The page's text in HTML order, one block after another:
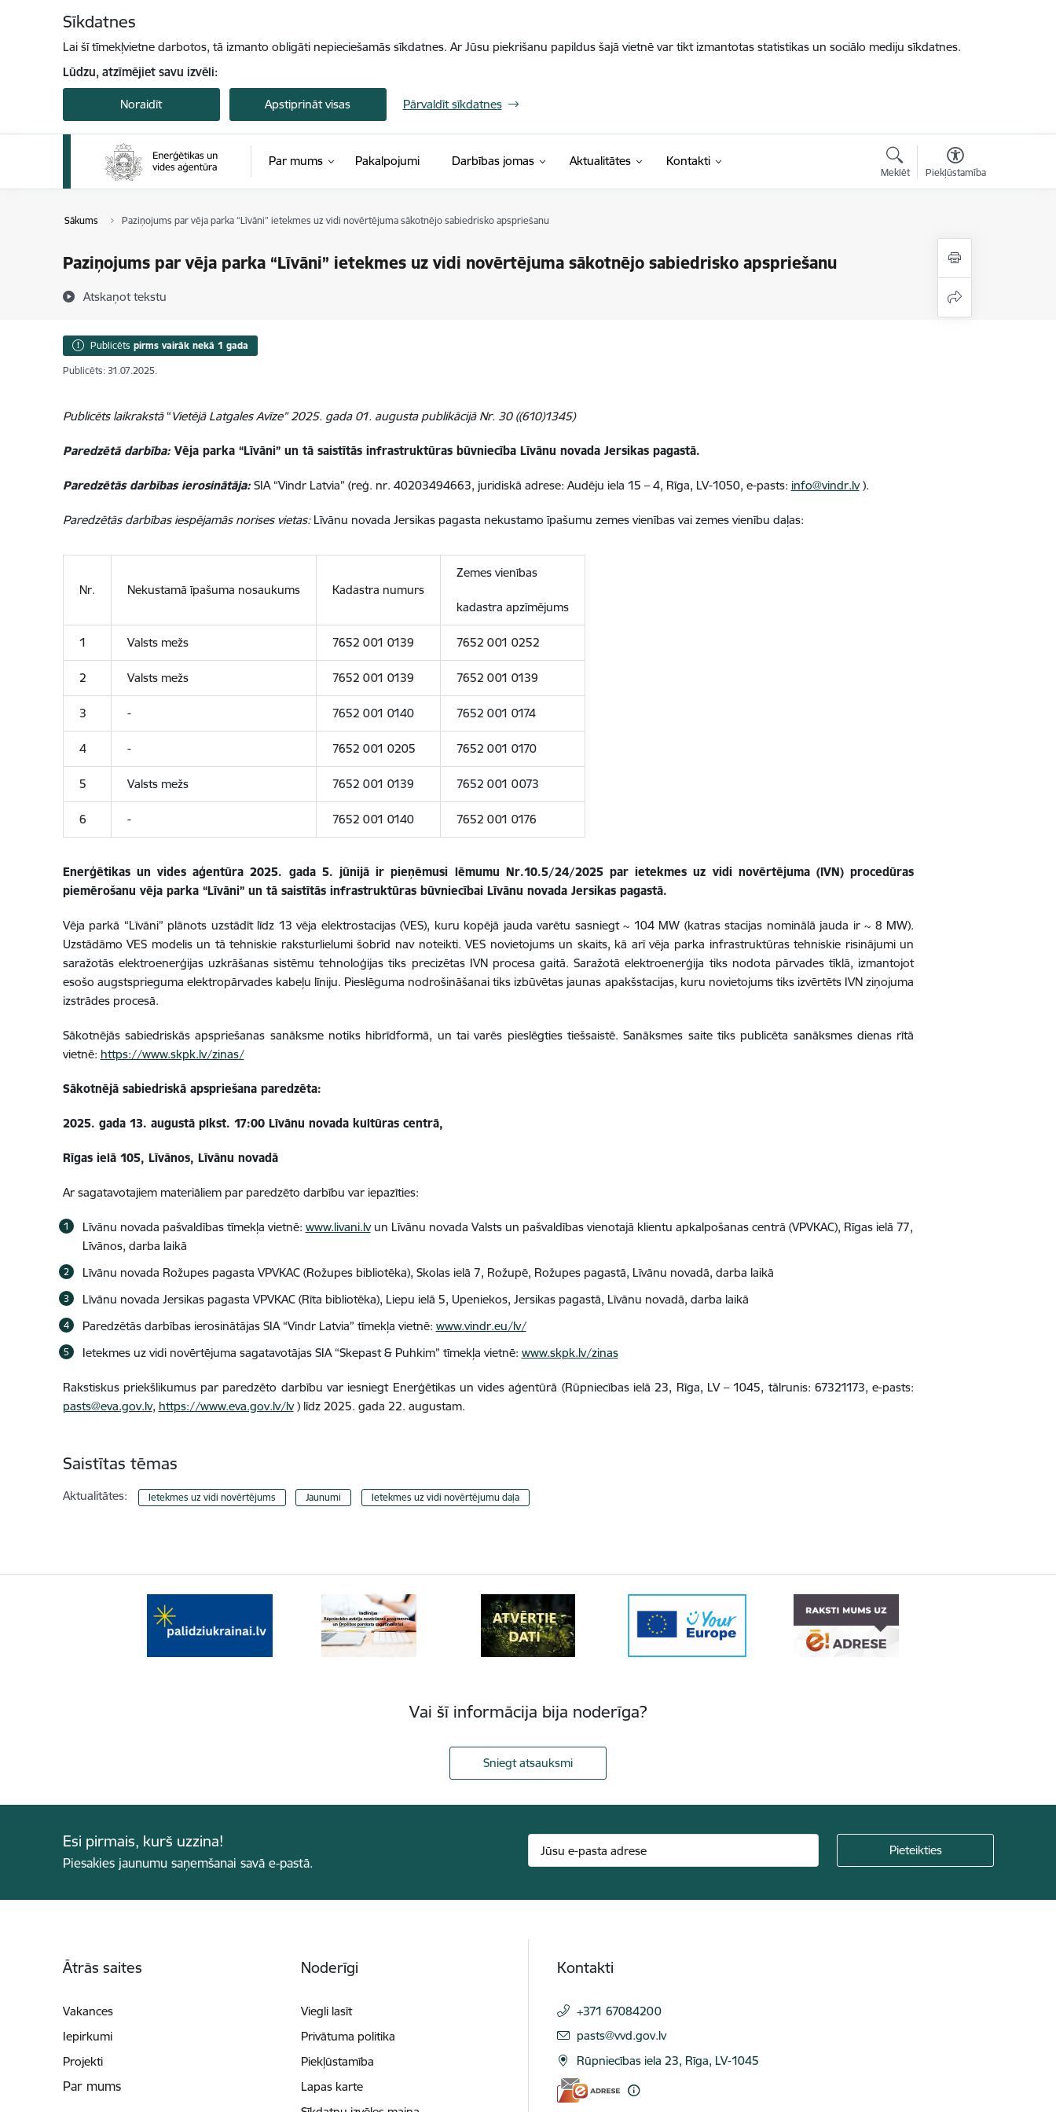
Sīkdatnes
Lai šī tīmekļvietne darbotos, tā izmanto obligāti nepieciešamās sīkdatnes. Ar Jūsu piekrišanu papildus šajā vietnē var tikt izmantotas statistikas un sociālo mediju sīkdatnes.
Lūdzu, atzīmējiet savu izvēli:
Noraidīt Apstiprināt visas Pārvaldīt sīkdatnes
Par mums Pakalpojumi Darbības jomas Aktualitātes Kontakti
Meklēt Piekļūstamība
Sākums Paziņojums par vēja parka “Līvāni” ietekmes uz vidi novērtējuma sākotnējo sabiedrisko apspriešanu
Paziņojums par vēja parka “Līvāni” ietekmes uz vidi novērtējuma sākotnējo sabiedrisko apspriešanu
Atskaņot tekstu
Publicēts pirms vairāk nekā 1 gada
Publicēts: 31.07.2025.
Publicēts laikrakstā“Vietējā Latgales Avīze” 2025. gada 01. augusta publikācijā Nr. 30 ((610)1345)
Paredzētā darbība: Vēja parka “Līvāni” un tā saistītās infrastruktūras būvniecība Līvānu novada Jersikas pagastā.
Paredzētās darbības ierosinātāja:SIA “Vindr Latvia” (reģ. nr. 40203494663, juridiskā adrese: Audēju iela 15 – 4, Rīga, LV-1050, e-pasts: info@vindr.lv ).
Paredzētās darbības iespējamās norises vietas:Līvānu novada Jersikas pagasta nekustamo īpašumu zemes vienības vai zemes vienību daļas:
Nr. Nekustamā īpašuma nosaukums Kadastra numurs
Zemes vienības
kadastra apzīmējums
1 Valsts mežs 7652 001 0139 7652 001 0252
2 Valsts mežs 7652 001 0139 7652 001 0139
3 - 7652 001 0140 7652 001 0174
4 - 7652 001 0205 7652 001 0170
5 Valsts mežs 7652 001 0139 7652 001 0073
6 - 7652 001 0140 7652 001 0176
Enerģētikas un vides aģentūra 2025. gada 5. jūnijā ir pieņēmusi lēmumu Nr.10.5/24/2025 par ietekmes uz vidi novērtējuma (IVN) procedūras
piemērošanu vēja parka “Līvāni” un tā saistītās infrastruktūras būvniecībai Līvānu novada Jersikas pagastā.
Vēja parkā “Līvāni” plānots uzstādīt līdz 13 vēja elektrostacijas (VES), kuru kopējā jauda varētu sasniegt ~ 104 MW (katras stacijas nominālā jauda ir ~ 8 MW).
Uzstādāmo VES modelis un tā tehniskie raksturlielumi šobrīd nav noteikti. VES novietojums un skaits, kā arī vēja parka infrastruktūras tehniskie risinājumi un
saražotās elektroenerģijas uzkrāšanas sistēmu tehnoloģijas tiks precizētas IVN procesa gaitā. Saražotā elektroenerģija tiks nodota pārvades tīklā, izmantojot
esošo augstsprieguma elektropārvades kabeļu līniju. Pieslēguma nodrošināšanai tiks izbūvētas jaunas apakšstacijas, kuru novietojums tiks izvērtēts IVN ziņojuma
izstrādes procesā.
Sākotnējās sabiedriskās apspriešanas sanāksme notiks hibrīdformā, un tai varēs pieslēgties tiešsaistē. Sanāksmes saite tiks publicēta sanāksmes dienas rītā
vietnē: https://www.skpk.lv/zinas/
Sākotnējā sabiedriskā apspriešana paredzēta:
2025. gada 13. augustā plkst. 17:00 Līvānu novada kultūras centrā,
Rīgas ielā 105, Līvānos, Līvānu novadā
Ar sagatavotajiem materiāliem par paredzēto darbību var iepazīties:
Līvānu novada pašvaldības tīmekļa vietnē: www.livani.lvun Līvānu novada Valsts un pašvaldības vienotajā klientu apkalpošanas centrā (VPVKAC), Rīgas ielā 77,
Līvānos, darba laikā
Līvānu novada Rožupes pagasta VPVKAC (Rožupes bibliotēka), Skolas ielā 7, Rožupē, Rožupes pagastā, Līvānu novadā, darba laikā
Līvānu novada Jersikas pagasta VPVKAC (Rīta bibliotēka), Liepu ielā 5, Upeniekos, Jersikas pagastā, Līvānu novadā, darba laikā
Paredzētās darbības ierosinātājas SIA “Vindr Latvia” tīmekļa vietnē: www.vindr.eu/lv/
Ietekmes uz vidi novērtējuma sagatavotājas SIA “Skepast & Puhkim” tīmekļa vietnē: www.skpk.lv/zinas
Rakstiskus priekšlikumus par paredzēto darbību var iesniegt Enerģētikas un vides aģentūrā (Rūpniecības ielā 23, Rīga, LV – 1045, tālrunis: 67321173, e-pasts:
pasts@eva.gov.lv, https://www.eva.gov.lv/lv ) līdz 2025. gada 22. augustam.
Saistītas tēmas
Aktualitātes: Ietekmes uz vidi novērtējums Jaunumi Ietekmes uz vidi novērtējumu daļa
Vai šī informācija bija noderīga?
Sniegt atsauksmi
Esi pirmais, kurš uzzina!
Piesakies jaunumu saņemšanai savā e-pastā.
Ātrās saites
Vakances
Iepirkumi
Projekti
Par mums
Noderīgi
Viegli lasīt
Privātuma politika
Piekļūstamība
Lapas karte
Kontakti
+371 67084200
E-pasts:
pasts@vvd.gov.lv
Rūpniecības iela 23, Rīga, LV-1045